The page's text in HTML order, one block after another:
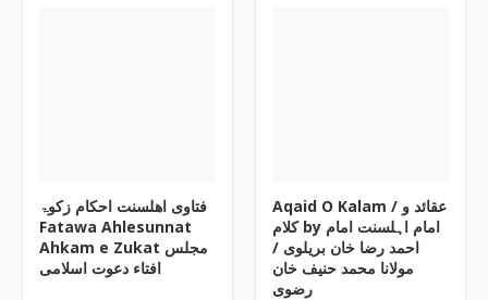
فتاوی اھلسنت احکام زکوۃ
Fatawa Ahlesunnat
Ahkam e Zukat مجلس
افتاء دعوت اسلامی
Aqaid O Kalam / عقائد و
کلام by امام اہلسنت امام
احمد رضا خان بریلوی /
مولانا محمد حنیف خان
رضوی